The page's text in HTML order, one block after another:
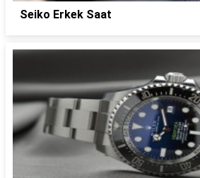
Seiko Erkek Saat